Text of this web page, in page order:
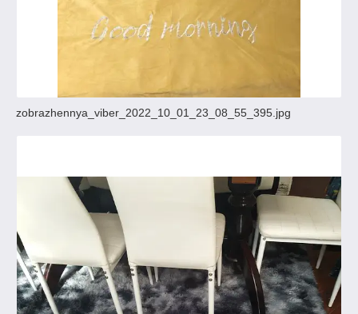
zobrazhennya_viber_2022_10_01_23_08_55_395.jpg